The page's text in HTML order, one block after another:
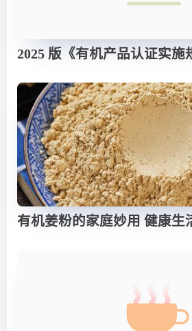
2025 版《有机产品认证实施
有机姜粉的家庭妙用 健康生